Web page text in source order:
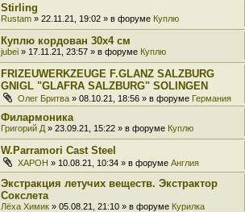
Stirling
Rustam » 22.11.21, 19:02 » в форуме Куплю
Куплю кордован 30x4 см
jubei » 17.11.21, 23:57 » в форуме Куплю
FRIZEUWERKZEUGE F.GLANZ SALZBURG
GNIGL "GLAFRA SALZBURG" SOLINGEN
Олег Бритва » 08.10.21, 18:56 » в форуме Германия
Филармоника
Григорий Д » 23.09.21, 15:22 » в форуме Куплю
W.Parramori Cast Steel
XAPOH » 10.08.21, 10:34 » в форуме Англия
Экстракция летучих веществ. Экстрактор
Сокслета
Лёха Химик » 05.08.21, 21:10 » в форуме Курилка